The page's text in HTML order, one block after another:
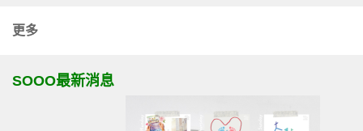
更多
SOOO最新消息